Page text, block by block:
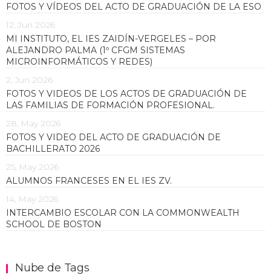
FOTOS Y VÍDEOS DEL ACTO DE GRADUACIÓN DE LA ESO
12, Jun 2026
MI INSTITUTO, EL IES ZAIDÍN-VERGELES – POR
ALEJANDRO PALMA (1º CFGM SISTEMAS
MICROINFORMÁTICOS Y REDES)
2, Jun 2026
FOTOS Y VIDEOS DE LOS ACTOS DE GRADUACIÓN DE
LAS FAMILIAS DE FORMACIÓN PROFESIONAL.
28, May 2026
FOTOS Y VIDEO DEL ACTO DE GRADUACIÓN DE
BACHILLERATO 2026
25, May 2026
ALUMNOS FRANCESES EN EL IES ZV.
14, May 2026
INTERCAMBIO ESCOLAR CON LA COMMONWEALTH
SCHOOL DE BOSTON
Nube de Tags